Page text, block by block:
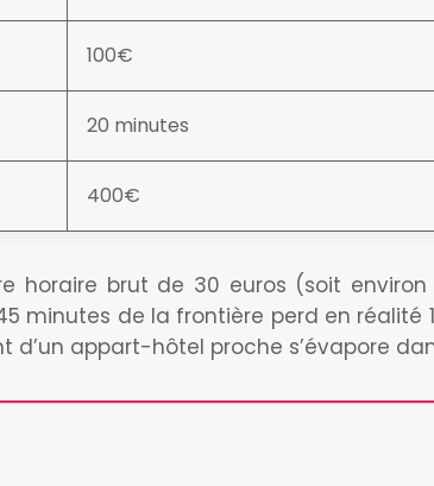
100€
20 minutes
400€
horaire brut de 30 euros (soit environ
minutes de la frontière perd en réalité
appart-hôtel proche s’évapore